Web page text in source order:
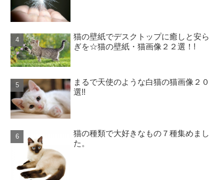
猫の壁紙でデスクトップに癒しと安ら
ぎを☆猫の壁紙・猫画像２２選！!
まるで天使のような白猫の猫画像２０
選!!
猫の種類で大好きなもの７種集めまし
た。